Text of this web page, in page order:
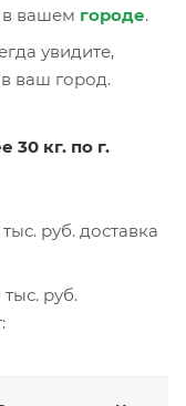
в вашем городе.
увидите,
в ваш город.
30 кг. по г.
руб. доставка
руб.